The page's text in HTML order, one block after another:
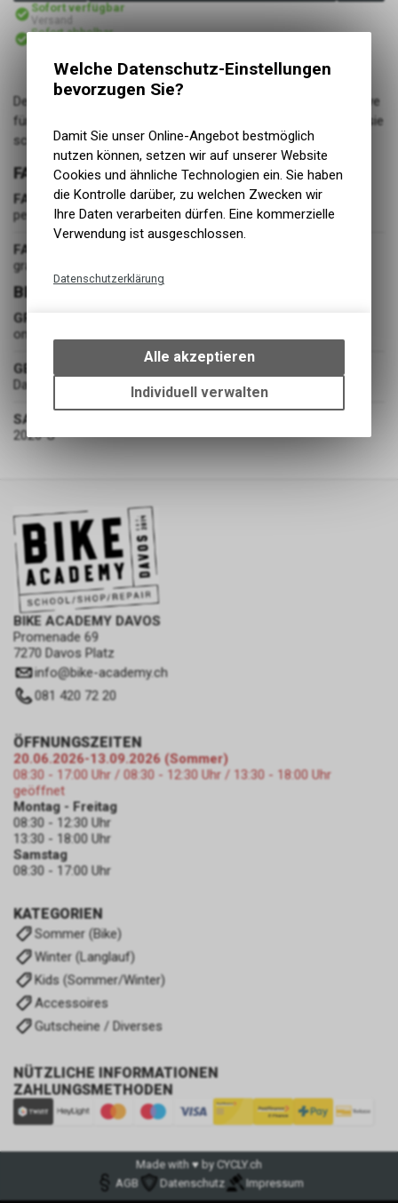
Sofort verfügbar
Versand
Sofort abholbar
Der leicht verstellbare Damen-Kappe Checker ist ein Must-have
für Fox-Fans. Mit gestickten Details und ikonischem Stil wird sie
schnell zu deiner Lieblings-Kappe.
FARBE
FARBE
pewter
FARBGRUPPE
grau
BEKLEIDUNG
GRÖSSE
one size
GESCHLECHT
Damen
SAISON
2026-S
BIKE ACADEMY DAVOS
Promenade 69
7270 Davos Platz
info@bike-academy.ch
081 420 72 20
KATEGORIEN
Sommer (Bike)
Winter (Langlauf)
Kids (Sommer/Winter)
Accessoires
Gutscheine / Diverses
NÜTZLICHE INFORMATIONEN
ZAHLUNGSMETHODEN
ÖFFNUNGSZEITEN
20.06.2026-13.09.2026 (Sommer)
08:30 - 17:00 Uhr / 08:30 - 12:30 Uhr / 13:30 - 18:00 Uhr
geöffnet
Montag - Freitag
08:30 - 12:30 Uhr
13:30 - 18:00 Uhr
Samstag
08:30 - 17:00 Uhr
Made with ♥ by CYCLY.ch
AGB
Datenschutz Impressum
Welche Datenschutz-Einstellungen
bevorzugen Sie?
Damit Sie unser Online-Angebot bestmöglich
nutzen können, setzen wir auf unserer Website
Cookies und ähnliche Technologien ein. Sie haben
die Kontrolle darüber, zu welchen Zwecken wir
Ihre Daten verarbeiten dürfen. Eine kommerzielle
Verwendung ist ausgeschlossen.
Datenschutzerklärung
bestimmte Interaktionen und
Einstellungen auf Ihrem Gerät,
um die grundlegenden
Funktionen unseres Online-
persönlichen Informationen
zulassen.
Alle akzeptieren
Individuell verwalten